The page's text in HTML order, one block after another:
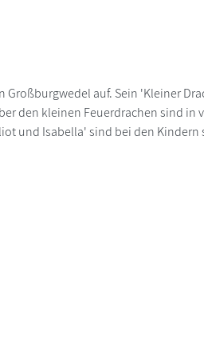
Großburgwedel auf. Sein 'Kleiner
den kleinen Feuerdrachen sind in
und Isabella' sind bei den